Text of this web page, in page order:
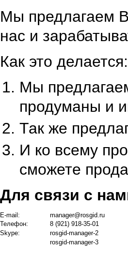
Мы предлагаем
нас и
Как это делается:
Мы
продуманы и
Так же
И ко всему
сможете
Для связи с
E-mail:
manager@rosgid.ru
Телефон:
8 (921) 918-35-01
Skype:
rosgid-manager-2
rosgid-manager-3